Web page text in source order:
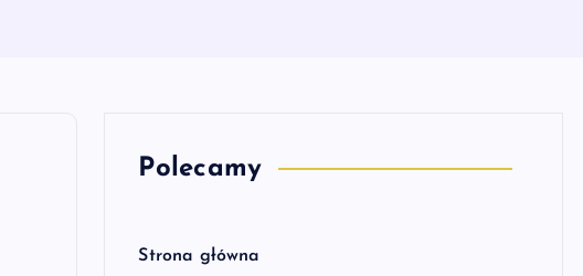
Polecamy
Strona główna